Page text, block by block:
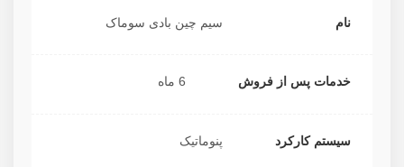
نام سیم چین بادی سوماک
خدمات پس از فروش 6 ماه
سیستم کارکرد پنوماتیک